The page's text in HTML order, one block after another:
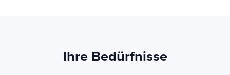
Ihre Bedürfnisse